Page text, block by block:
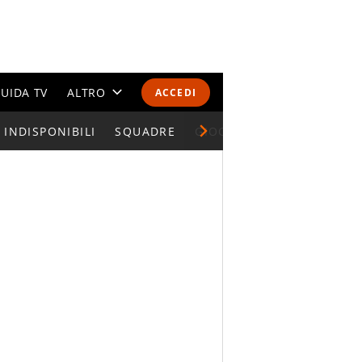
ACCEDI
TV ALTRO
CALENDARI E CLASSIFICHE
INDISPONIBILI SQUADRE GIOCATORI SERIE A